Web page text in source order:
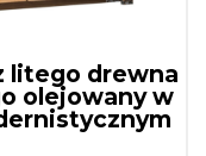
litego drewna
olejowany w